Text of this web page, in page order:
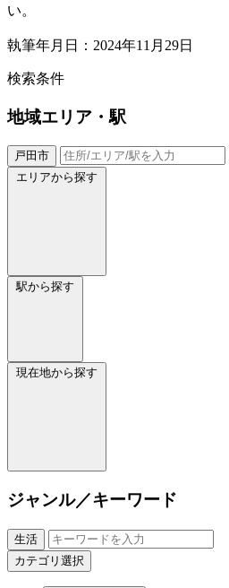
い。
執筆年月日：2024年11月29日
検索条件
地域エリア・駅
戸田市
エリアから探す
駅から探す
現在地から探す
ジャンル／キーワード
生活
カテゴリ選択